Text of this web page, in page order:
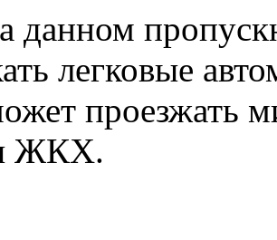
данном
легковые
проезжать
ЖКХ.